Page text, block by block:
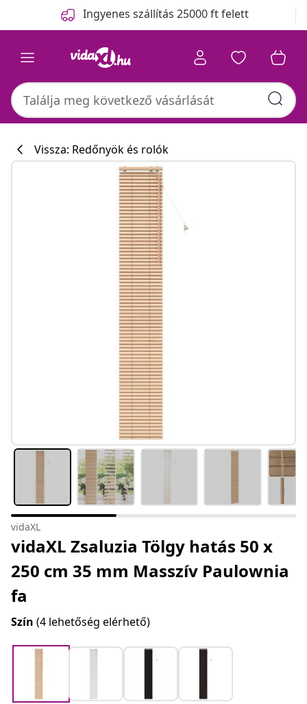
Ingyenes szállítás 25000 ft felett
Vissza: Redőnyök és rolók
vidaXL
vidaXL Zsaluzia Tölgy hatás 50 x
250 cm 35 mm Masszív Paulownia
fa
Szín (4 lehetőség elérhető)